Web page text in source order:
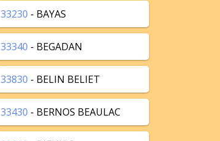
33230 - BAYAS
33340 - BEGADAN
33830 - BELIN BELIET
33430 - BERNOS BEAULAC